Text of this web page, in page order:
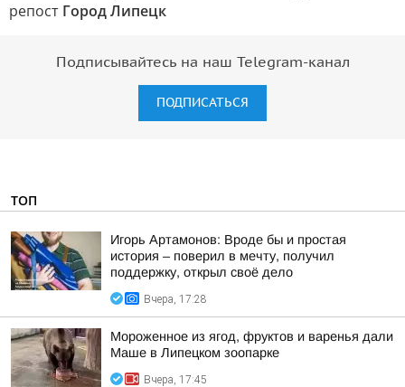
репост Город Липецк
Подписывайтесь на наш Telegram-канал
ПОДПИСАТЬСЯ
ТОП
Игорь Артамонов: Вроде бы и простая
история – поверил в мечту, получил
поддержку, открыл своё дело
Вчера, 17:28
Мороженное из ягод, фруктов и варенья дали
Маше в Липецком зоопарке
Вчера, 17:45